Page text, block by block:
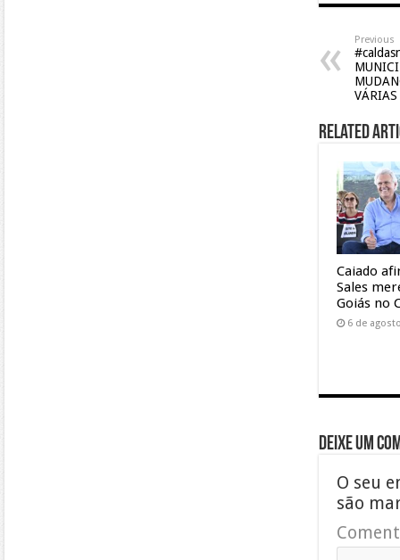
Previous
VÁRIAS
Related
Caiado
Sales
Goiás no
6 de
Deixe um
O seu
são